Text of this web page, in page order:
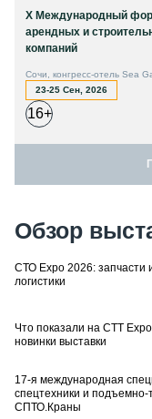
X Международный
арендных и
компаний
Сочи, конгресс-отель Sea
23-25 Сен, 2026
16+
Обзор
СТО Expo 2026: запчасти
логистики
Что показали на CTT
новинки выставки
17-я международная
спецтехники и подъемно-
СПТО.Краны